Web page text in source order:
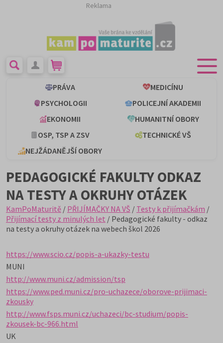
Reklama
PRÁVA
MEDICÍNU
PSYCHOLOGII
POLICEJNÍ AKADEMII
EKONOMII
HUMANITNÍ OBORY
OSP, TSP A ZSV
TECHNICKÉ VŠ
NEJŽÁDANĚJŠÍ OBORY
PEDAGOGICKÉ FAKULTY ODKAZ
NA TESTY A OKRUHY OTÁZEK
KamPoMaturitě / PŘIJÍMAČKY NA VŠ / Testy k přijímačkám /
Přijímací testy z minulých let / Pedagogické fakulty - odkaz
na testy a okruhy otázek na webech škol 2026
https://www.scio.cz/popis-a-ukazky-testu
MUNI
http://www.muni.cz/admission/tsp
https://www.ped.muni.cz/pro-uchazece/oborove-prijimaci-
zkousky
http://www.fsps.muni.cz/uchazeci/bc-studium/popis-
zkousek-bc-966.html
UK